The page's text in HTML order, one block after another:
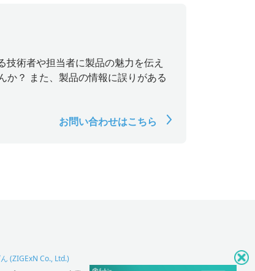
術者や担当者に製品の魅力を伝え
か？ また、製品の情報に誤りがある
お問い合わせはこちら
(ZIGExN Co., Ltd.)